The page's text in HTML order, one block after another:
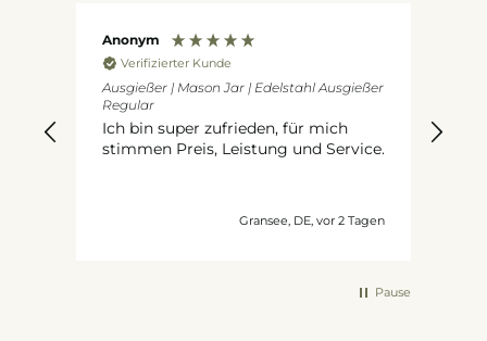
Anonym
Verifizierter Kunde
Ausgießer | Mason Jar | Edelstahl Ausgießer
Regular
Ich bin super zufrieden, für mich
stimmen Preis, Leistung und Service.
Gransee, DE, vor 2 Tagen
Pause